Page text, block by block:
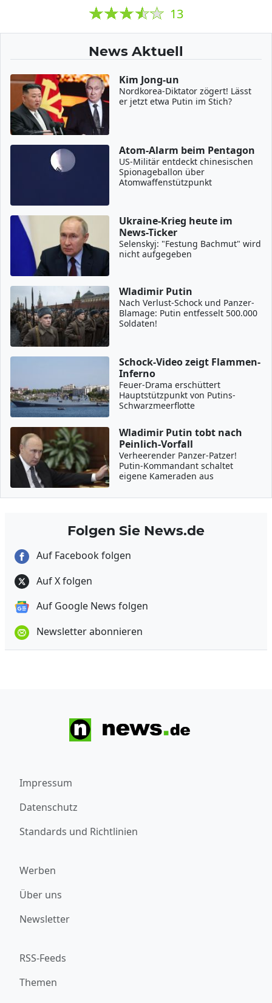
13
News Aktuell
Kim Jong-un
Nordkorea-Diktator zögert! Lässt
er jetzt etwa Putin im Stich?
Atom-Alarm beim Pentagon
US-Militär entdeckt chinesischen
Spionageballon über
Atomwaffenstützpunkt
Ukraine-Krieg heute im
News-Ticker
Selenskyj: "Festung Bachmut" wird
nicht aufgegeben
Wladimir Putin
Nach Verlust-Schock und Panzer-
Blamage: Putin entfesselt 500.000
Soldaten!
Schock-Video zeigt Flammen-
Inferno
Feuer-Drama erschüttert
Hauptstützpunkt von Putins-
Schwarzmeerflotte
Wladimir Putin tobt nach
Peinlich-Vorfall
Verheerender Panzer-Patzer!
Putin-Kommandant schaltet
eigene Kameraden aus
Folgen Sie News.de
Auf Facebook folgen
Auf X folgen
Auf Google News folgen
Newsletter abonnieren
Impressum
Datenschutz
Standards und Richtlinien
Werben
Über uns
Newsletter
RSS-Feeds
Themen